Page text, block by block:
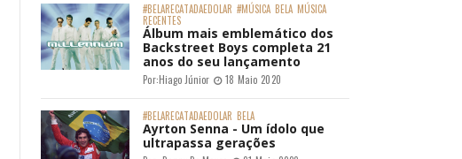
#BELARECATADAEDOLAR #MÚSICA BELA MÚSICA
RECENTES
Álbum mais emblemático dos
Backstreet Boys completa 21
anos do seu lançamento
Por:Hiago Júnior 18 Maio 2020
#BELARECATADAEDOLAR BELA
Ayrton Senna - Um ídolo que
ultrapassa gerações